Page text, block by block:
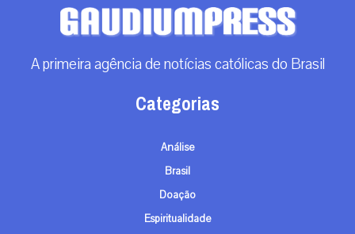
A primeira agência de notícias católicas do Brasil
Categorias
Análise
Brasil
Doação
Espiritualidade